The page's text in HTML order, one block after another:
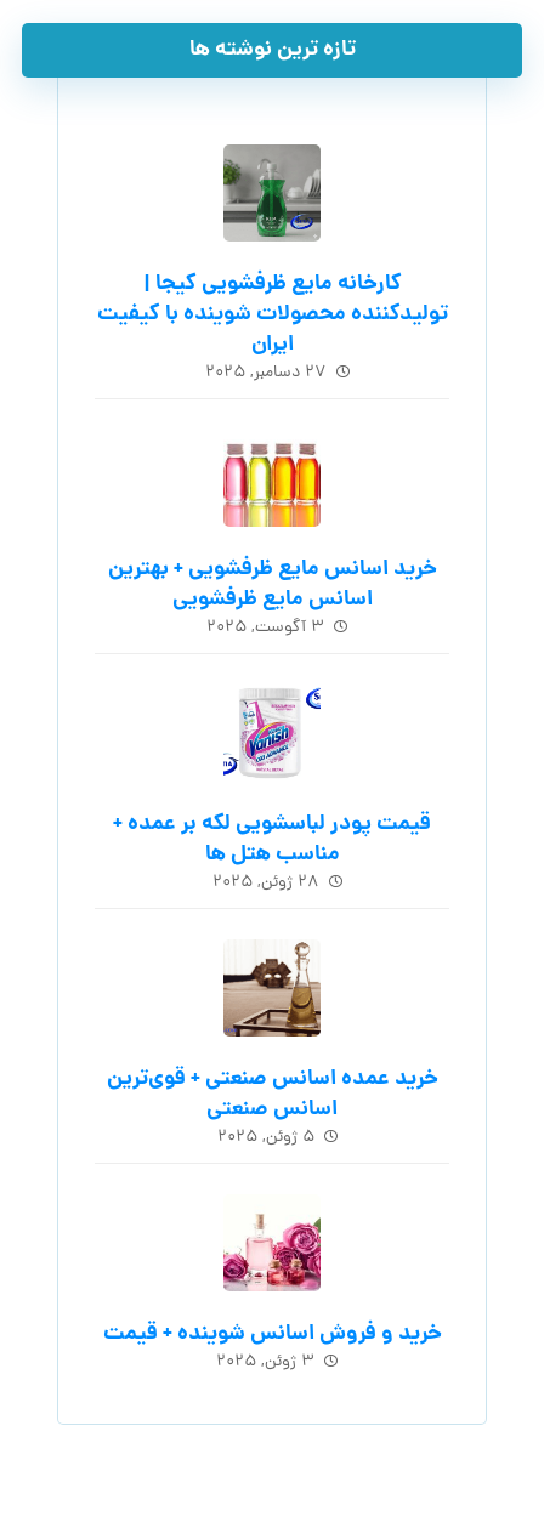
تازه ترین نوشته ها
کارخانه مایع ظرفشویی کیجا |
تولیدکننده محصولات شوینده با کیفیت
ایران
۲۷ دسامبر, ۲۰۲۵
خرید اسانس مایع ظرفشویی + بهترین
اسانس مایع ظرفشویی
۳ آگوست, ۲۰۲۵
قیمت پودر لباسشویی لکه بر عمده +
مناسب هتل ها
۲۸ ژوئن, ۲۰۲۵
خرید عمده اسانس صنعتی + قوی‌ترین
اسانس‌ صنعتی
۵ ژوئن, ۲۰۲۵
خرید و فروش اسانس شوینده + قیمت
۳ ژوئن, ۲۰۲۵